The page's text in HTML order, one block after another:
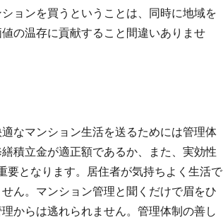
ョンを買うということは、同時に地域を
の温存に貢献すること間違いありませ
なマンション生活を送るためには管理体
積立金が適正額であるか、また、実効性
となります。居住者が気持ちよく生活で
ん。マンション管理と聞くだけで眉をひ
からは逃れられません。管理体制の善し